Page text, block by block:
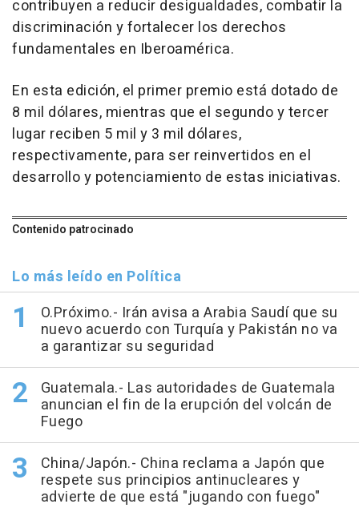
contribuyen a reducir desigualdades, combatir la
discriminación y fortalecer los derechos
fundamentales en Iberoamérica.
En esta edición, el primer premio está dotado de
8 mil dólares, mientras que el segundo y tercer
lugar reciben 5 mil y 3 mil dólares,
respectivamente, para ser reinvertidos en el
desarrollo y potenciamiento de estas iniciativas.
Contenido patrocinado
Lo más leído en Política
O.Próximo.- Irán avisa a Arabia Saudí que su
nuevo acuerdo con Turquía y Pakistán no va
a garantizar su seguridad
Guatemala.- Las autoridades de Guatemala
anuncian el fin de la erupción del volcán de
Fuego
China/Japón.- China reclama a Japón que
respete sus principios antinucleares y
advierte de que está "jugando con fuego"